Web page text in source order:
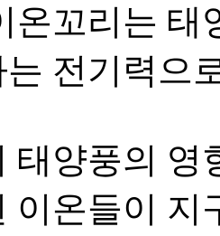
온꼬리는 태
전기력으
태양풍의 영
이온들이 지